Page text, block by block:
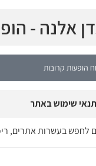
אלנה -
הופעות קרובות
תנאי שימוש באתר
לחפש בעשרות אתרים,